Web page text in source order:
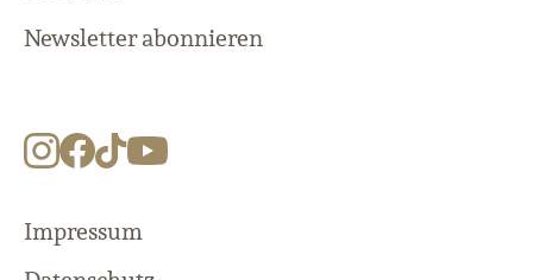
Newsletter abonnieren
Impressum